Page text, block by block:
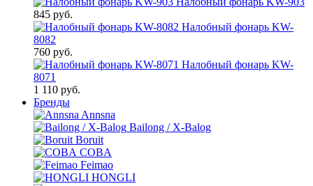
845 руб.
Налобный фонарь KW-
8082
760 руб.
Налобный фонарь KW-
8071
1 110 руб.
Бренды
Annsna
Bailong / X-Balog
Boruit
COBA
Feimao
HONGLI